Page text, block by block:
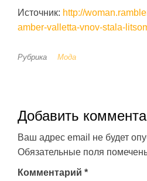
Источник: http://
amber-valletta-vnov-stala-
Рубрика Мода
Добавить
Ваш адрес email не будет
Обязательные поля
Комментарий *